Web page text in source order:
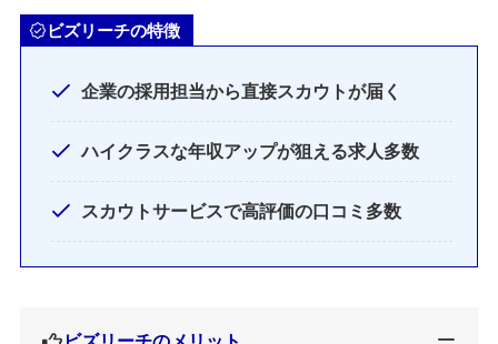
ビズリーチの特徴
企業の採用担当から直接スカウトが届く
ハイクラスな年収アップが狙える求人多数
スカウトサービスで高評価の口コミ多数